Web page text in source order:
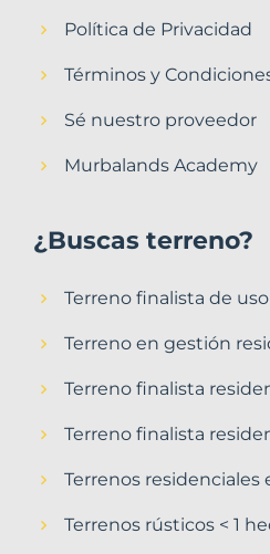
Política de Privacidad
Términos y
Sé nuestro proveedor
Murbalands Academy
¿Buscas terreno?
Terreno finalista de
Terreno en gestión
Terreno finalista
Terreno finalista
Terrenos residenciales
Terrenos rústicos < 1